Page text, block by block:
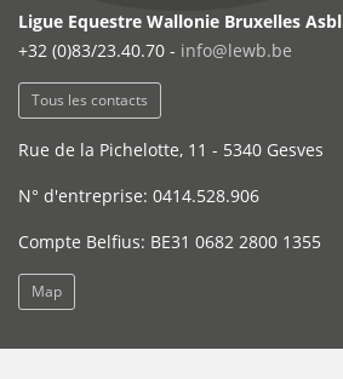
Ligue Equestre Wallonie Bruxelles Asbl
+32 (0)83/23.40.70 - info@lewb.be
Tous les contacts
Rue de la Pichelotte, 11 - 5340 Gesves
N° d'entreprise: 0414.528.906
Compte Belfius: BE31 0682 2800 1355
Map